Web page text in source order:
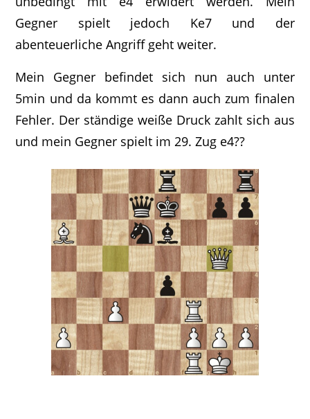
Gegner spielt jedoch Ke7 und der
abenteuerliche Angriff geht weiter.
Mein Gegner befindet sich nun auch unter
5min und da kommt es dann auch zum finalen
Fehler. Der ständige weiße Druck zahlt sich aus
und mein Gegner spielt im 29. Zug e4??